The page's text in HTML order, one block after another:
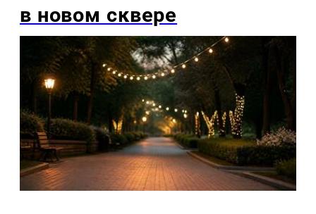
в новом сквере